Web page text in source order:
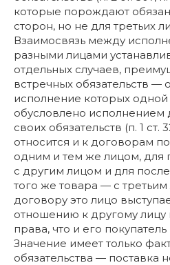
которые порождают
сторон, но не для третьих
Взаимосвязь между
разными лицами
отдельных случаев,
встречных обязательств —
исполнение которых одной
обусловлено исполнением
своих обязательств (п. 1
относится и к договорам
одним и тем же лицом, для
с другим лицом и для
того же товара — с
договору это лицо
отношению к другому лицу
права, что и его
Значение имеет только
обязательства — поставка